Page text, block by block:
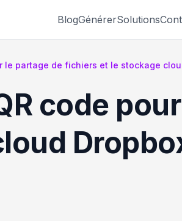
BlogGénérerSolutions
le partage de fichiers et le stockage
code